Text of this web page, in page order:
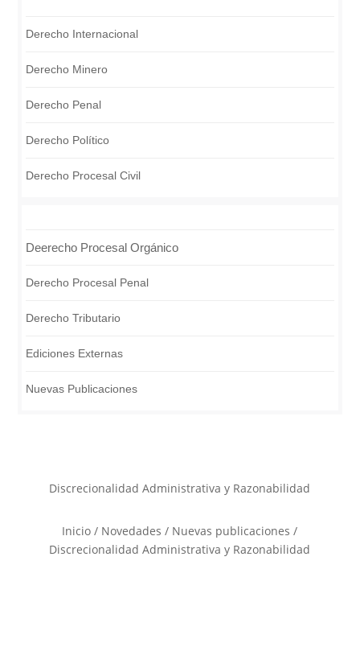
Derecho Internacional
Derecho Minero
Derecho Penal
Derecho Político
Derecho Procesal Civil
Deerecho Procesal Orgánico
Derecho Procesal Penal
Derecho Tributario
Ediciones Externas
Nuevas Publicaciones
Discrecionalidad Administrativa y Razonabilidad
Inicio / Novedades / Nuevas publicaciones /
Discrecionalidad Administrativa y Razonabilidad